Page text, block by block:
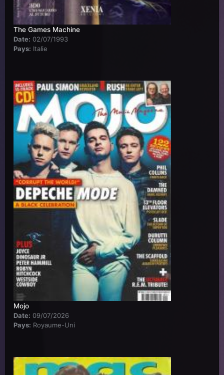
The Games Machine
Date: 02/07/1993
Pays: Italie
Mojo
Date: 09/07/2026
Pays: Royaume-Uni